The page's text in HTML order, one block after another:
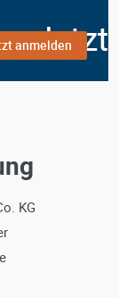
anmelden
KG